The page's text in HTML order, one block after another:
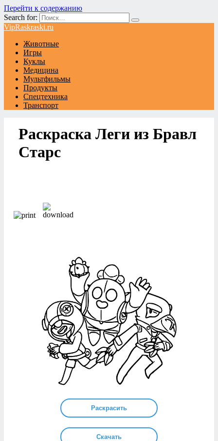
Перейти к содержанию
Search for:
VipRaskraski.ru
Животные
Игры
Куклы
Медицина
Мультфильмы
Продукты
Спецтехника
Транспорт
Раскраска Леги из Бравл
Старс
Раскрасить
Скачать